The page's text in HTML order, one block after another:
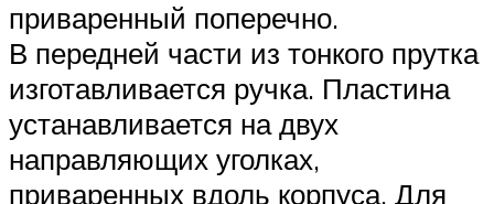
приваренный поперечно.
В передней части из тонкого прутка
изготавливается ручка. Пластина
устанавливается на двух
направляющих уголках,
приваренных вдоль корпуса. Для